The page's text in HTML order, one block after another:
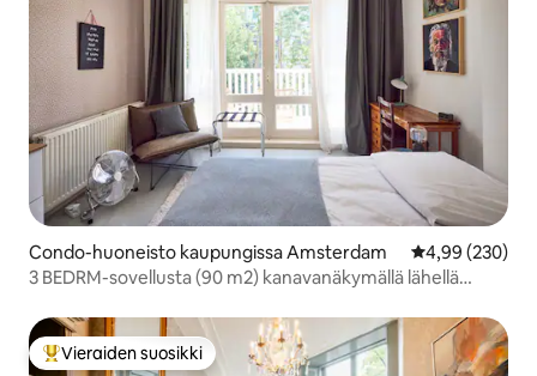
Condo-huoneisto kaupungissa Amsterdam
4,99 (230)
3 BEDRM-sovellusta (90 m2) kanavanäkymällä lähellä
Vieraiden suosikkien parhaimmistoa
Vieraiden suosikki